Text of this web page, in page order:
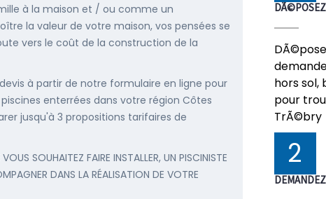
à la maison et / ou comme un
la valeur de votre maison, vos pensées se
vers le coût de la construction de la
à partir de notre formulaire en ligne pour
enterrées dans votre région Côtes
jusqu'à 3 propositions tarifaires de
SOUHAITEZ FAIRE INSTALLER, UN PISCINISTE
DANS LA RÉALISATION DE VOTRE
DÃ©POSEZ
hors sol,
pour
TrÃ©bry
2
DEMANDEZ